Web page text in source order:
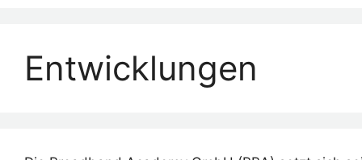
Entwicklungen